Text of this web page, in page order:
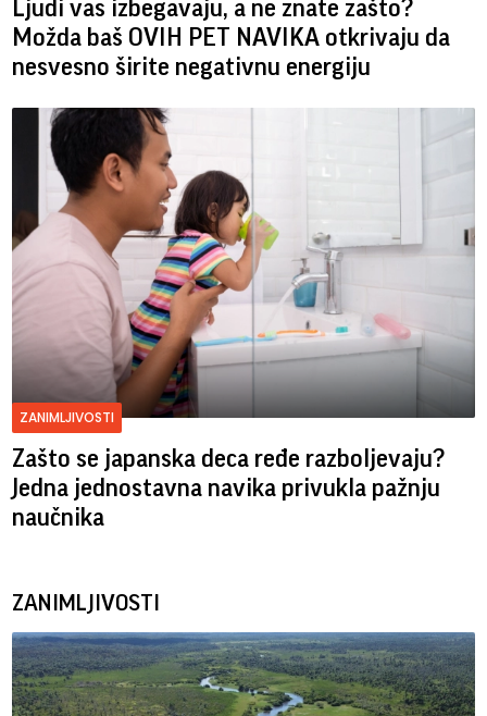
Ljudi vas izbegavaju, a ne znate zašto?
Možda baš OVIH PET NAVIKA otkrivaju da
nesvesno širite negativnu energiju
ZANIMLJIVOSTI
Zašto se japanska deca ređe razboljevaju?
Jedna jednostavna navika privukla pažnju
naučnika
ZANIMLJIVOSTI